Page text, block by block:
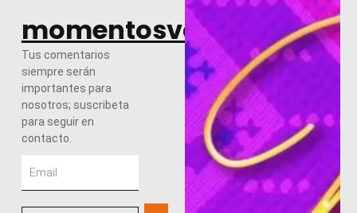
momentosvalles.com
Tus comentarios
siempre serán
importantes para
nosotros; suscribeta
para seguir en
contacto.